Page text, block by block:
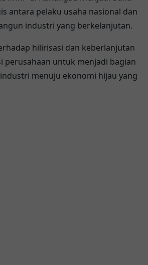
antara pelaku usaha nasional dan
industri yang berkelanjutan.
hilirisasi dan keberlanjutan
perusahaan untuk menjadi bagian
menuju ekonomi hijau yang